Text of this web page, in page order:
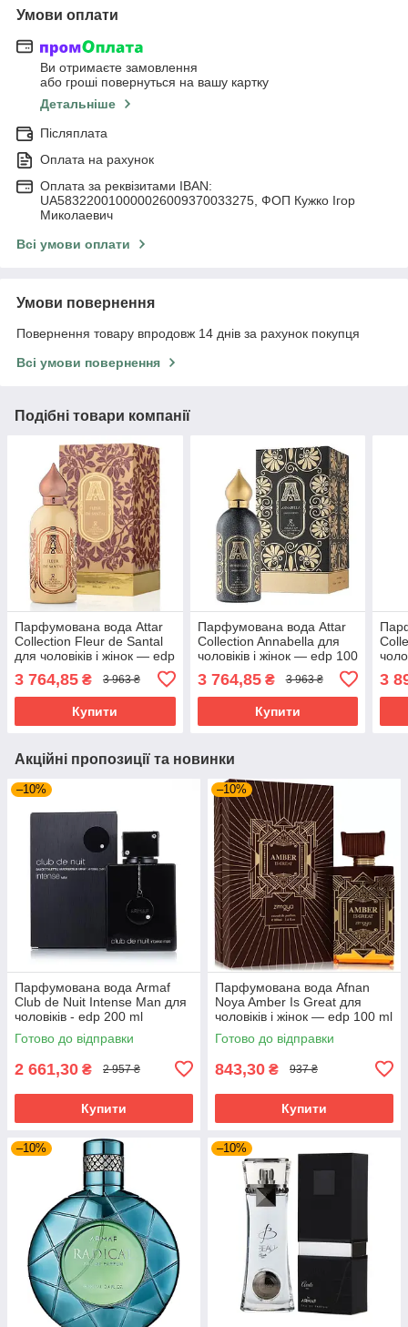
Умови оплати
Ви отримаєте замовлення
або гроші повернуться на вашу картку
Детальніше
Післяплата
Оплата на рахунок
Оплата за реквізитами IBAN:
UA583220010000026009370033275, ФОП Кужко Ігор
Миколаевич
Всі умови оплати
Умови повернення
Повернення товару впродовж 14 днів за рахунок покупця
Всі умови повернення
Подібні товари компанії
Парфумована вода Attar
Collection Fleur de Santal
для чоловіків і жінок — edp
3 764,85 ₴ 3 963 ₴
Купити
Парфумована вода Attar
Collection Annabella для
чоловіків і жінок — edp 100
3 764,85₴ 3 963 ₴
Купити
3
Акційні пропозиції та новинки
–10%
Парфумована вода Armaf
Club de Nuit Intense Man для
чоловіків - edp 200 ml
Готово до відправки
2 661,30 ₴ 2 957 ₴
Купити
–10%
Парфумована вода Afnan
Noya Amber Is Great для
чоловіків і жінок — edp 100 ml
Готово до відправки
843,30 ₴ 937 ₴
Купити
–10% –10%